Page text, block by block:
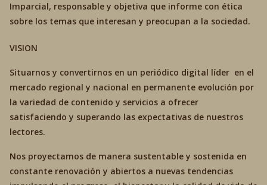
Imparcial, responsable y objetiva que informe con ética
sobre los temas que interesan y preocupan a la sociedad.
VISION
Situarnos y convertirnos en un periódico digital líder en el
mercado regional y nacional en permanente evolución por
la variedad de contenido y servicios a ofrecer
satisfaciendo y superando las expectativas de nuestros
lectores.
Nos proyectamos de manera sustentable y sostenida en
constante renovación y abiertos a nuevas tendencias